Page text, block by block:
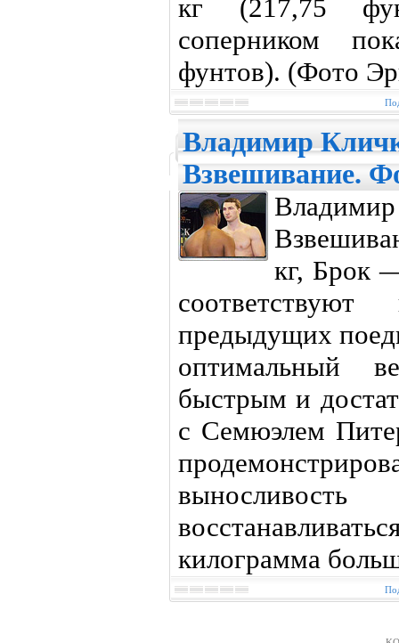
кг (217,75
соперником
фунтов). (Фото
Владимир
Взвешивание.
кг, Брок
предыдущих
оптимальный
быстрым и
с Семюэлем
килограмма